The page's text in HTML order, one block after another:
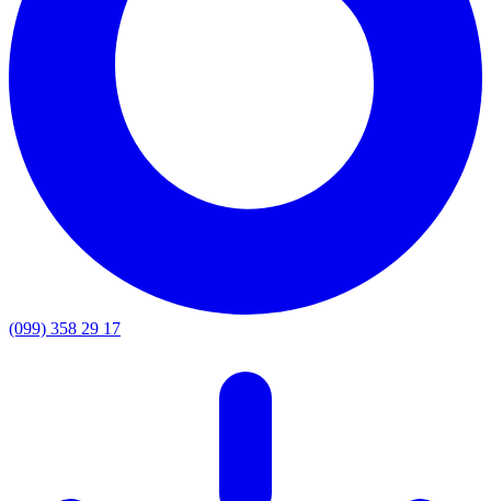
(099) 358 29 17